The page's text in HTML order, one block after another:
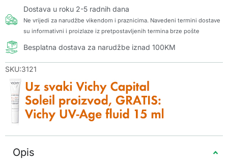
Dostava u roku 2-5 radnih dana
Ne vrijedi za narudžbe vikendom i praznicima. Navedeni termini dostave
su informativni i proizlaze iz pretpostavljenih termina brze pošte
Besplatna dostava za narudžbe iznad 100KM
SKU:3121
Opis